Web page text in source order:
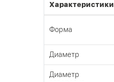
Характеристики
Форма
Диаметр
Диаметр